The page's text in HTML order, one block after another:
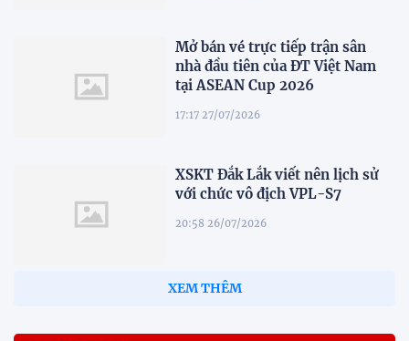
Mở bán vé trực tiếp trận sân
nhà đầu tiên của ĐT Việt Nam
tại ASEAN Cup 2026
17:17 27/07/2026
XSKT Đắk Lắk viết nên lịch sử
với chức vô địch VPL-S7
20:58 26/07/2026
XEM THÊM